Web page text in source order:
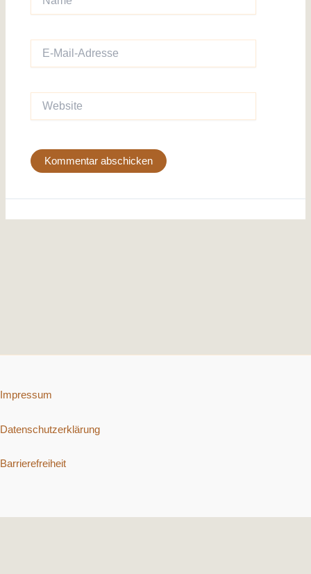
Mail-
Impressum
Datenschutzerklärung
Barrierefreiheit